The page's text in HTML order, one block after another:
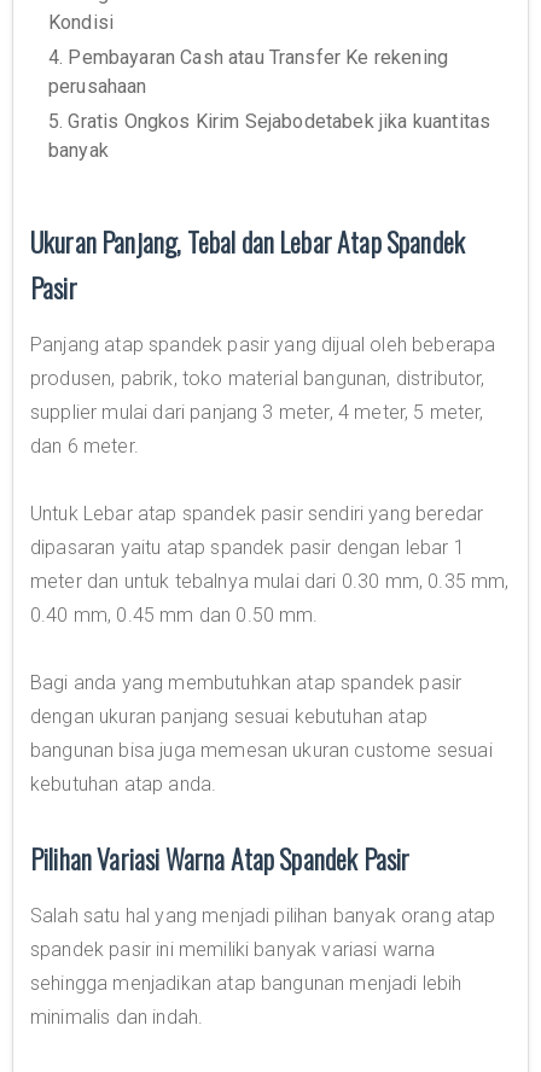
Kondisi
4. Pembayaran Cash atau Transfer Ke rekening
perusahaan
5. Gratis Ongkos Kirim Sejabodetabek jika kuantitas
banyak
Ukuran Panjang, Tebal dan Lebar Atap Spandek
Pasir
Panjang atap spandek pasir yang dijual oleh beberapa
produsen, pabrik, toko material bangunan, distributor,
supplier mulai dari panjang 3 meter, 4 meter, 5 meter,
dan 6 meter.
Untuk Lebar atap spandek pasir sendiri yang beredar
dipasaran yaitu atap spandek pasir dengan lebar 1
meter dan untuk tebalnya mulai dari 0.30 mm, 0.35 mm,
0.40 mm, 0.45 mm dan 0.50 mm.
Bagi anda yang membutuhkan atap spandek pasir
dengan ukuran panjang sesuai kebutuhan atap
bangunan bisa juga memesan ukuran custome sesuai
kebutuhan atap anda.
Pilihan Variasi Warna Atap Spandek Pasir
Salah satu hal yang menjadi pilihan banyak orang atap
spandek pasir ini memiliki banyak variasi warna
sehingga menjadikan atap bangunan menjadi lebih
minimalis dan indah.